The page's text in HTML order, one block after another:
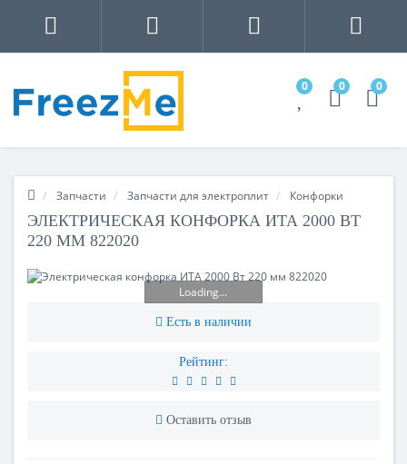
0 0 0
Запчасти Запчасти для электроплит Конфорки
ЭЛЕКТРИЧЕСКАЯ КОНФОРКА ИТА 2000 ВТ
220 ММ 822020
Loading...
Есть в наличии
Рейтинг:
Оставить отзыв